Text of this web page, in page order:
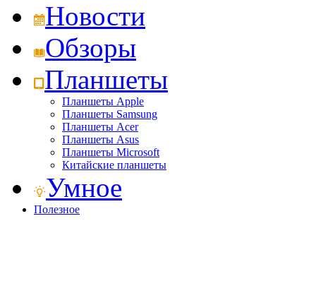
Новости
Обзоры
Планшеты
Планшеты Apple
Планшеты Samsung
Планшеты Acer
Планшеты Asus
Планшеты Microsoft
Китайские планшеты
Умное
Полезное